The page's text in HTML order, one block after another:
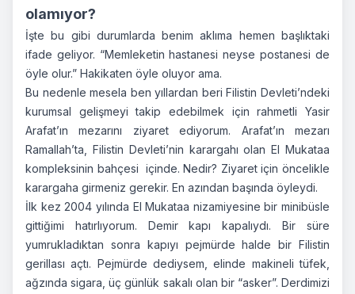
olamıyor?
İşte bu gibi durumlarda benim aklıma hemen başlıktaki
ifade geliyor. “Memleketin hastanesi neyse postanesi de
öyle olur.” Hakikaten öyle oluyor ama.
Bu nedenle mesela ben yıllardan beri Filistin Devleti’ndeki
kurumsal gelişmeyi takip edebilmek için rahmetli Yasir
Arafat’ın mezarını ziyaret ediyorum. Arafat’ın mezarı
Ramallah’ta, Filistin Devleti’nin karargahı olan El Mukataa
kompleksinin bahçesi içinde. Nedir? Ziyaret için öncelikle
karargaha girmeniz gerekir. En azından başında öyleydi.
İlk kez 2004 yılında El Mukataa nizamiyesine bir minibüsle
gittiğimi hatırlıyorum. Demir kapı kapalıydı. Bir süre
yumrukladıktan sonra kapıyı pejmürde halde bir Filistin
gerillası açtı. Pejmürde dediysem, elinde makineli tüfek,
ağzında sigara, üç günlük sakalı olan bir “asker”. Derdimizi